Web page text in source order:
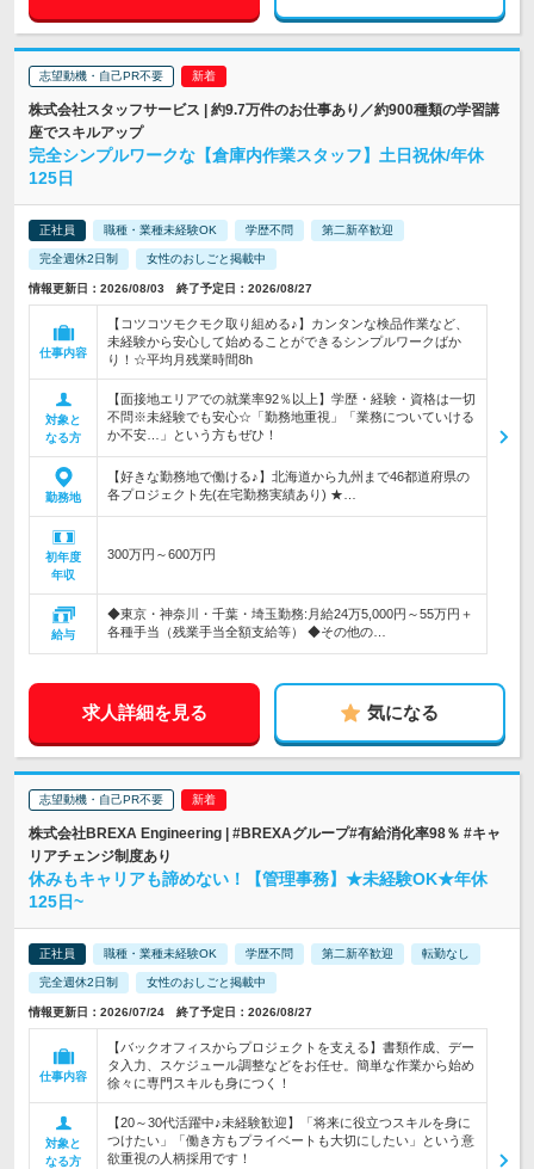
志望動機・自己PR不要
株式会社スタッフサービス | 約9.7万件のお仕事あり／約900種類の学習講
座でスキルアップ
完全シンプルワークな【倉庫内作業スタッフ】土日祝休/年休
125日
正社員 職種・業種未経験OK 学歴不問 第二新卒歓迎
完全週休2日制 女性のおしごと掲載中
情報更新日：2026/08/03 終了予定日：2026/08/27
仕事内容
【コツコツモクモク取り組める♪】カンタンな検品作業など、
未経験から安心して始めることができるシンプルワークばか
り！☆平均月残業時間8h
対象と
なる方
【面接地エリアでの就業率92％以上】学歴・経験・資格は一切
不問※未経験でも安心☆「勤務地重視」「業務についていける
か不安…」という方もぜひ！
勤務地
【好きな勤務地で働ける♪】北海道から九州まで46都道府県の
各プロジェクト先(在宅勤務実績あり) ★…
初年度
年収
300万円～600万円
給与
◆東京・神奈川・千葉・埼玉勤務:月給24万5,000円～55万円＋
各種手当（残業手当全額支給等） ◆その他の…
求人詳細を見る 気になる
志望動機・自己PR不要
株式会社BREXA Engineering | #BREXAグループ#有給消化率98％ #キャ
リアチェンジ制度あり
休みもキャリアも諦めない！【管理事務】★未経験OK★年休
125日~
正社員 職種・業種未経験OK 学歴不問 第二新卒歓迎 転勤なし
完全週休2日制 女性のおしごと掲載中
情報更新日：2026/07/24 終了予定日：2026/08/27
仕事内容
【バックオフィスからプロジェクトを支える】書類作成、デー
タ入力、スケジュール調整などをお任せ。簡単な作業から始め
徐々に専門スキルも身につく！
対象と
なる方
【20～30代活躍中♪未経験歓迎】「将来に役立つスキルを身に
つけたい」「働き方もプライベートも大切にしたい」という意
欲重視の人柄採用です！